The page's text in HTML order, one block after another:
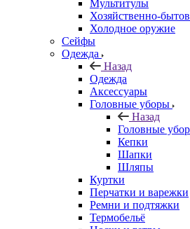
Мультитулы
Хозяйственно-
Холодное оружие
Сейфы
Одежда
Назад
Одежда
Аксессуары
Головные уборы
Назад
Головные
Кепки
Шапки
Шляпы
Куртки
Перчатки и варежки
Ремни и подтяжки
Термобельё